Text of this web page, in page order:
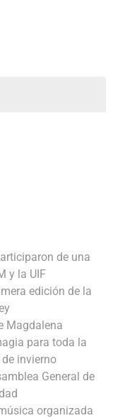
de una
y la UIF
edición de la
Magdalena
para toda la
invierno
General de
organizada